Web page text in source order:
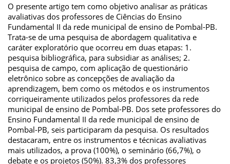
O presente artigo tem como objetivo analisar as práticas
avaliativas dos professores de Ciências do Ensino
Fundamental II da rede municipal de ensino de Pombal-PB.
Trata-se de uma pesquisa de abordagem qualitativa e
caráter exploratório que ocorreu em duas etapas: 1.
pesquisa bibliográfica, para subsidiar as análises; 2.
pesquisa de campo, com aplicação de questionário
eletrônico sobre as concepções de avaliação da
aprendizagem, bem como os métodos e os instrumentos
corriqueiramente utilizados pelos professores da rede
municipal de ensino de Pombal-PB. Dos sete professores do
Ensino Fundamental II da rede municipal de ensino de
Pombal-PB, seis participaram da pesquisa. Os resultados
destacaram, entre os instrumentos e técnicas avaliativas
mais utilizados, a prova (100%), o seminário (66,7%), o
debate e os projetos (50%). 83,3% dos professores